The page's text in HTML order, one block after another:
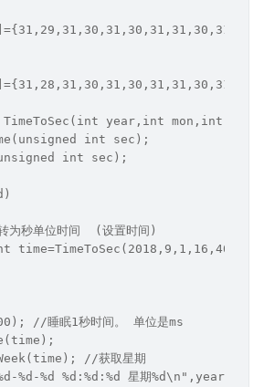
TimeToSec(int year,int mon,int
int sec);
int sec);
为秒单位时间  (设置时间)
//睡眠1秒时间。 单位是ms
//获取星期
%d-%d %d:%d:%d 星期